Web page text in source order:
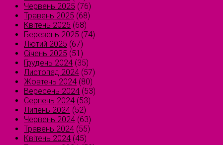
Червень 2025 (76)
Травень 2025 (68)
Квітень 2025 (68)
Березень 2025 (74)
Лютий 2025 (67)
Січень 2025 (51)
Грудень 2024 (35)
Листопад 2024 (57)
Жовтень 2024 (80)
Вересень 2024 (53)
Серпень 2024 (53)
Липень 2024 (52)
Червень 2024 (63)
Травень 2024 (55)
Квітень 2024 (45)